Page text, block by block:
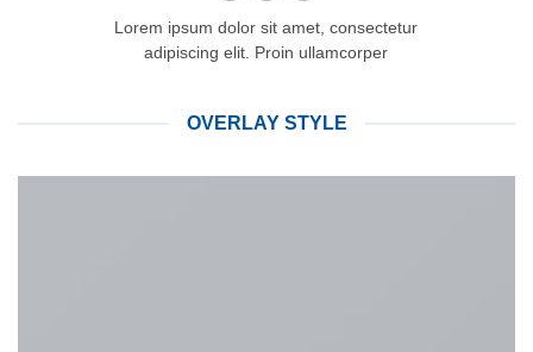
Lorem ipsum dolor sit amet, consectetur
adipiscing elit. Proin ullamcorper
OVERLAY STYLE